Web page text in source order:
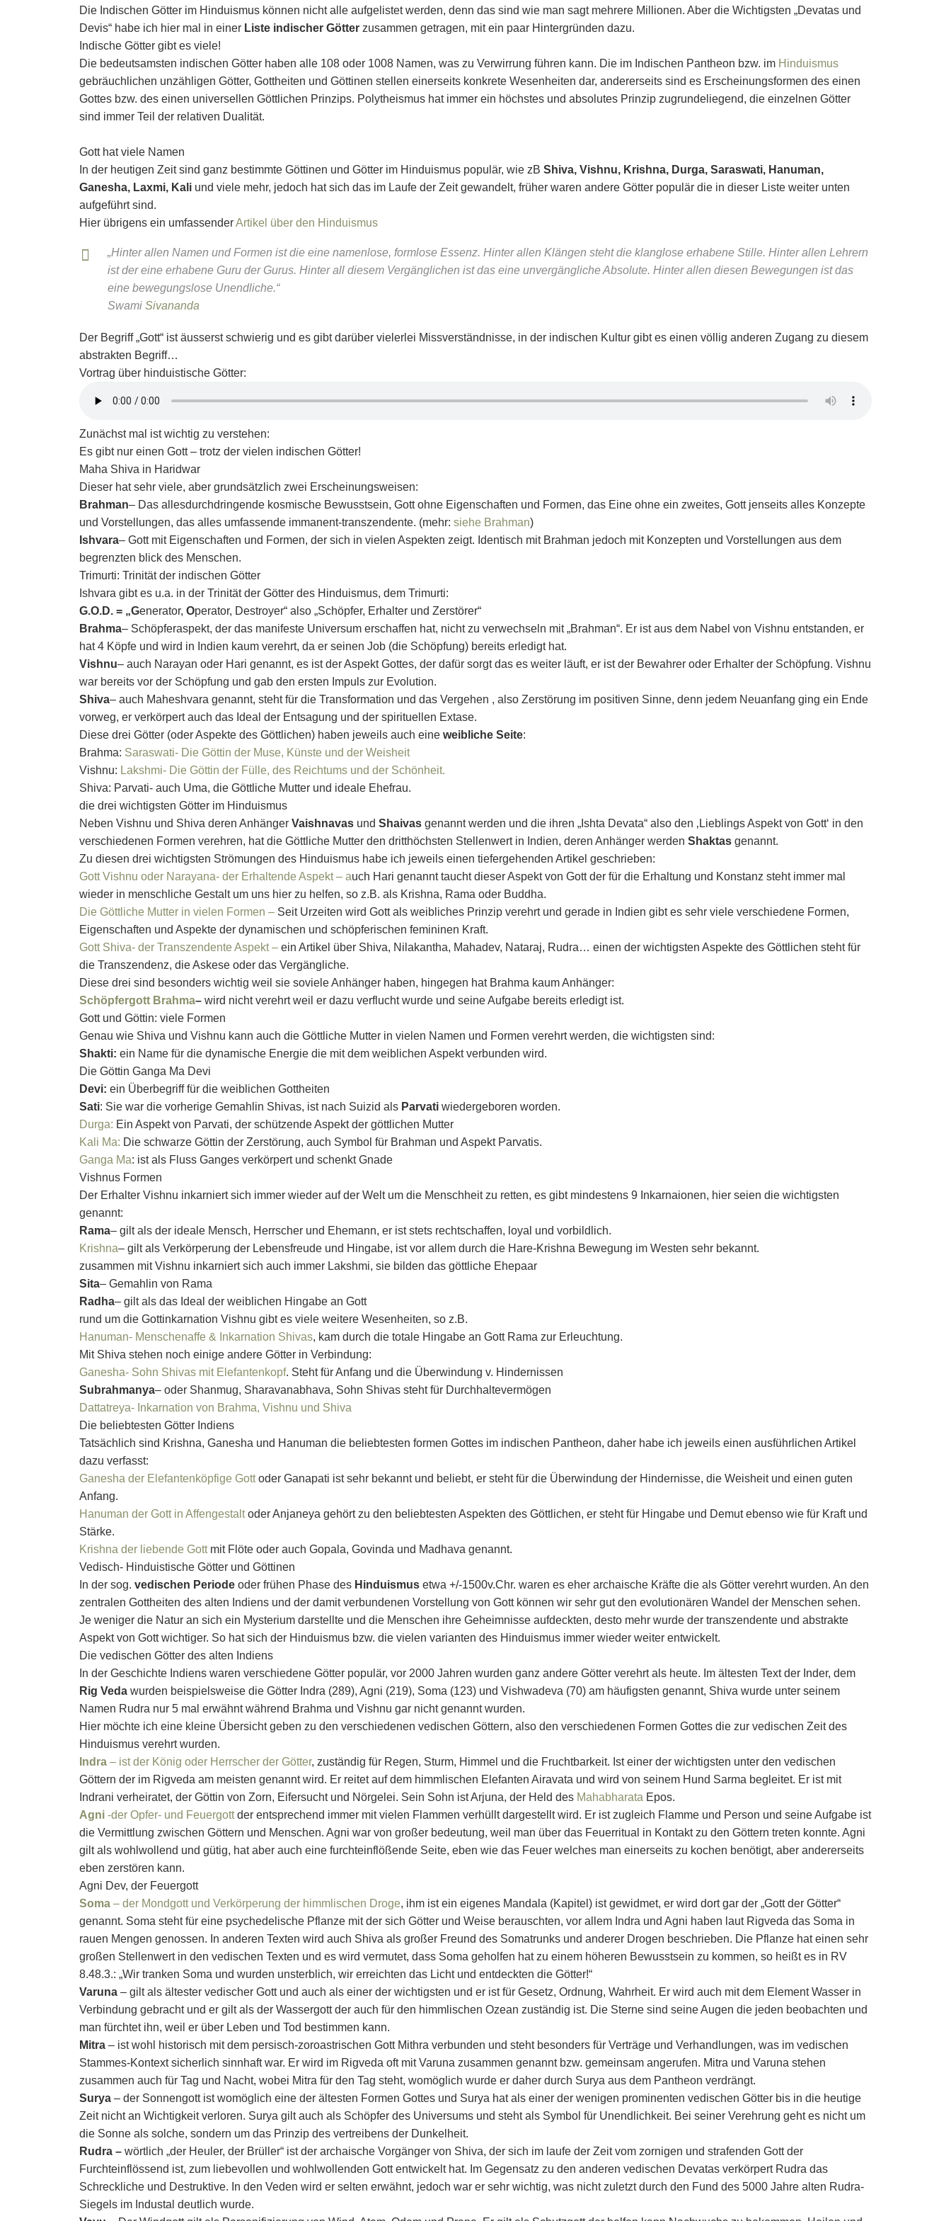
Die Indischen Götter im Hinduismus können nicht alle aufgelistet werden, denn das sind wie man sagt mehrere Millionen. Aber die Wichtigsten „Devatas und
Devis“ habe ich hier mal in einer Liste indischer Götter zusammen getragen, mit ein paar Hintergründen dazu.
Indische Götter gibt es viele!
Die bedeutsamsten indischen Götter haben alle 108 oder 1008 Namen, was zu Verwirrung führen kann. Die im Indischen Pantheon bzw. im Hinduismus
gebräuchlichen unzähligen Götter, Gottheiten und Göttinen stellen einerseits konkrete Wesenheiten dar, andererseits sind es Erscheinungsformen des einen
Gottes bzw. des einen universellen Göttlichen Prinzips. Polytheismus hat immer ein höchstes und absolutes Prinzip zugrundeliegend, die einzelnen Götter
sind immer Teil der relativen Dualität.
Gott hat viele Namen
In der heutigen Zeit sind ganz bestimmte Göttinen und Götter im Hinduismus populär, wie zB Shiva, Vishnu, Krishna, Durga, Saraswati, Hanuman,
Ganesha, Laxmi, Kali und viele mehr, jedoch hat sich das im Laufe der Zeit gewandelt, früher waren andere Götter populär die in dieser Liste weiter unten
aufgeführt sind.
Hier übrigens ein umfassenderArtikel über den Hinduismus
„Hinter allen Namen und Formen ist die eine namenlose, formlose Essenz. Hinter allen Klängen steht die klanglose erhabene Stille. Hinter allen Lehrern
ist der eine erhabene Guru der Gurus. Hinter all diesem Vergänglichen ist das eine unvergängliche Absolute. Hinter allen diesen Bewegungen ist das
eine bewegungslose Unendliche.“
Swami Sivananda
Der Begriff „Gott“ ist äusserst schwierig und es gibt darüber vielerlei Missverständnisse, in der indischen Kultur gibt es einen völlig anderen Zugang zu diesem
abstrakten Begriff…
Vortrag über hinduistische Götter:
Zunächst mal ist wichtig zu verstehen:
Es gibt nur einen Gott – trotz der vielen indischen Götter!
Maha Shiva in Haridwar
Dieser hat sehr viele, aber grundsätzlich zwei Erscheinungsweisen:
Brahman– Das allesdurchdringende kosmische Bewusstsein, Gott ohne Eigenschaften und Formen, das Eine ohne ein zweites, Gott jenseits alles Konzepte
und Vorstellungen, das alles umfassende immanent-transzendente. (mehr: siehe Brahman)
Ishvara– Gott mit Eigenschaften und Formen, der sich in vielen Aspekten zeigt. Identisch mit Brahman jedoch mit Konzepten und Vorstellungen aus dem
begrenzten blick des Menschen.
Trimurti: Trinität der indischen Götter
Ishvara gibt es u.a. in der Trinität der Götter des Hinduismus, dem Trimurti:
G.O.D. = „Generator, Operator, Destroyer“ also „Schöpfer, Erhalter und Zerstörer“
Brahma– Schöpferaspekt, der das manifeste Universum erschaffen hat, nicht zu verwechseln mit „Brahman“. Er ist aus dem Nabel von Vishnu entstanden, er
hat 4 Köpfe und wird in Indien kaum verehrt, da er seinen Job (die Schöpfung) bereits erledigt hat.
Vishnu– auch Narayan oder Hari genannt, es ist der Aspekt Gottes, der dafür sorgt das es weiter läuft, er ist der Bewahrer oder Erhalter der Schöpfung. Vishnu
war bereits vor der Schöpfung und gab den ersten Impuls zur Evolution.
Shiva– auch Maheshvara genannt, steht für die Transformation und das Vergehen , also Zerstörung im positiven Sinne, denn jedem Neuanfang ging ein Ende
vorweg, er verkörpert auch das Ideal der Entsagung und der spirituellen Extase.
Diese drei Götter (oder Aspekte des Göttlichen) haben jeweils auch eine weibliche Seite:
Brahma: Saraswati- Die Göttin der Muse, Künste und der Weisheit
Vishnu: Lakshmi- Die Göttin der Fülle, des Reichtums und der Schönheit.
Shiva: Parvati- auch Uma, die Göttliche Mutter und ideale Ehefrau.
die drei wichtigsten Götter im Hinduismus
Neben Vishnu und Shiva deren Anhänger Vaishnavas und Shaivas genannt werden und die ihren „Ishta Devata“ also den ‚Lieblings Aspekt von Gott‘ in den
verschiedenen Formen verehren, hat die Göttliche Mutter den dritthöchsten Stellenwert in Indien, deren Anhänger werden Shaktas genannt.
Zu diesen drei wichtigsten Strömungen des Hinduismus habe ich jeweils einen tiefergehenden Artikel geschrieben:
Gott Vishnu oder Narayana- der Erhaltende Aspekt – auch Hari genannt taucht dieser Aspekt von Gott der für die Erhaltung und Konstanz steht immer mal
wieder in menschliche Gestalt um uns hier zu helfen, so z.B. als Krishna, Rama oder Buddha.
Die Göttliche Mutter in vielen Formen – Seit Urzeiten wird Gott als weibliches Prinzip verehrt und gerade in Indien gibt es sehr viele verschiedene Formen,
Eigenschaften und Aspekte der dynamischen und schöpferischen femininen Kraft.
Gott Shiva- der Transzendente Aspekt – ein Artikel über Shiva, Nilakantha, Mahadev, Nataraj, Rudra… einen der wichtigsten Aspekte des Göttlichen steht für
die Transzendenz, die Askese oder das Vergängliche.
Diese drei sind besonders wichtig weil sie soviele Anhänger haben, hingegen hat Brahma kaum Anhänger:
Schöpfergott Brahma– wird nicht verehrt weil er dazu verflucht wurde und seine Aufgabe bereits erledigt ist.
Gott und Göttin: viele Formen
Genau wie Shiva und Vishnu kann auch die Göttliche Mutter in vielen Namen und Formen verehrt werden, die wichtigsten sind:
Shakti: ein Name für die dynamische Energie die mit dem weiblichen Aspekt verbunden wird.
Die Göttin Ganga Ma Devi
Devi: ein Überbegriff für die weiblichen Gottheiten
Sati: Sie war die vorherige Gemahlin Shivas, ist nach Suizid als Parvati wiedergeboren worden.
Durga: Ein Aspekt von Parvati, der schützende Aspekt der göttlichen Mutter
Kali Ma: Die schwarze Göttin der Zerstörung, auch Symbol für Brahman und Aspekt Parvatis.
Ganga Ma: ist als Fluss Ganges verkörpert und schenkt Gnade
Vishnus Formen
Der Erhalter Vishnu inkarniert sich immer wieder auf der Welt um die Menschheit zu retten, es gibt mindestens 9 Inkarnaionen, hier seien die wichtigsten
genannt:
Rama– gilt als der ideale Mensch, Herrscher und Ehemann, er ist stets rechtschaffen, loyal und vorbildlich.
Krishna– gilt als Verkörperung der Lebensfreude und Hingabe, ist vor allem durch die Hare-Krishna Bewegung im Westen sehr bekannt.
zusammen mit Vishnu inkarniert sich auch immer Lakshmi, sie bilden das göttliche Ehepaar
Sita– Gemahlin von Rama
Radha– gilt als das Ideal der weiblichen Hingabe an Gott
rund um die Gottinkarnation Vishnu gibt es viele weitere Wesenheiten, so z.B.
Hanuman- Menschenaffe & Inkarnation Shivas, kam durch die totale Hingabe an Gott Rama zur Erleuchtung.
Mit Shiva stehen noch einige andere Götter in Verbindung:
Ganesha- Sohn Shivas mit Elefantenkopf. Steht für Anfang und die Überwindung v. Hindernissen
Subrahmanya– oder Shanmug, Sharavanabhava, Sohn Shivas steht für Durchhaltevermögen
Dattatreya- Inkarnation von Brahma, Vishnu und Shiva
Die beliebtesten Götter Indiens
Tatsächlich sind Krishna, Ganesha und Hanuman die beliebtesten formen Gottes im indischen Pantheon, daher habe ich jeweils einen ausführlichen Artikel
dazu verfasst:
Ganesha der Elefantenköpfige Gottoder Ganapati ist sehr bekannt und beliebt, er steht für die Überwindung der Hindernisse, die Weisheit und einen guten
Anfang.
Hanuman der Gott in Affengestaltoder Anjaneya gehört zu den beliebtesten Aspekten des Göttlichen, er steht für Hingabe und Demut ebenso wie für Kraft und
Stärke.
Krishna der liebende Gottmit Flöte oder auch Gopala, Govinda und Madhava genannt.
Vedisch- Hinduistische Götter und Göttinen
In der sog. vedischen Periode oder frühen Phase des Hinduismus etwa +/-1500v.Chr. waren es eher archaische Kräfte die als Götter verehrt wurden. An den
zentralen Gottheiten des alten Indiens und der damit verbundenen Vorstellung von Gott können wir sehr gut den evolutionären Wandel der Menschen sehen.
Je weniger die Natur an sich ein Mysterium darstellte und die Menschen ihre Geheimnisse aufdeckten, desto mehr wurde der transzendente und abstrakte
Aspekt von Gott wichtiger. So hat sich der Hinduismus bzw. die vielen varianten des Hinduismus immer wieder weiter entwickelt.
Die vedischen Götter des alten Indiens
In der Geschichte Indiens waren verschiedene Götter populär, vor 2000 Jahren wurden ganz andere Götter verehrt als heute. Im ältesten Text der Inder, dem
Rig Veda wurden beispielsweise die Götter Indra (289), Agni (219), Soma (123) und Vishwadeva (70) am häufigsten genannt, Shiva wurde unter seinem
Namen Rudra nur 5 mal erwähnt während Brahma und Vishnu gar nicht genannt wurden.
Hier möchte ich eine kleine Übersicht geben zu den verschiedenen vedischen Göttern, also den verschiedenen Formen Gottes die zur vedischen Zeit des
Hinduismus verehrt wurden.
Indra – ist der König oder Herrscher der Götter, zuständig für Regen, Sturm, Himmel und die Fruchtbarkeit. Ist einer der wichtigsten unter den vedischen
Göttern der im Rigveda am meisten genannt wird. Er reitet auf dem himmlischen Elefanten Airavata und wird von seinem Hund Sarma begleitet. Er ist mit
Indrani verheiratet, der Göttin von Zorn, Eifersucht und Nörgelei. Sein Sohn ist Arjuna, der Held des Mahabharata Epos.
Agni -der Opfer- und Feuergottder entsprechend immer mit vielen Flammen verhüllt dargestellt wird. Er ist zugleich Flamme und Person und seine Aufgabe ist
die Vermittlung zwischen Göttern und Menschen. Agni war von großer bedeutung, weil man über das Feuerritual in Kontakt zu den Göttern treten konnte. Agni
gilt als wohlwollend und gütig, hat aber auch eine furchteinflößende Seite, eben wie das Feuer welches man einerseits zu kochen benötigt, aber andererseits
eben zerstören kann.
Agni Dev, der Feuergott
Soma – der Mondgott und Verkörperung der himmlischen Droge, ihm ist ein eigenes Mandala (Kapitel) ist gewidmet, er wird dort gar der „Gott der Götter“
genannt. Soma steht für eine psychedelische Pflanze mit der sich Götter und Weise berauschten, vor allem Indra und Agni haben laut Rigveda das Soma in
rauen Mengen genossen. In anderen Texten wird auch Shiva als großer Freund des Somatrunks und anderer Drogen beschrieben. Die Pflanze hat einen sehr
großen Stellenwert in den vedischen Texten und es wird vermutet, dass Soma geholfen hat zu einem höheren Bewusstsein zu kommen, so heißt es in RV
8.48.3.: „Wir tranken Soma und wurden unsterblich, wir erreichten das Licht und entdeckten die Götter!“
Varuna – gilt als ältester vedischer Gott und auch als einer der wichtigsten und er ist für Gesetz, Ordnung, Wahrheit. Er wird auch mit dem Element Wasser in
Verbindung gebracht und er gilt als der Wassergott der auch für den himmlischen Ozean zuständig ist. Die Sterne sind seine Augen die jeden beobachten und
man fürchtet ihn, weil er über Leben und Tod bestimmen kann.
Mitra – ist wohl historisch mit dem persisch-zoroastrischen Gott Mithra verbunden und steht besonders für Verträge und Verhandlungen, was im vedischen
Stammes-Kontext sicherlich sinnhaft war. Er wird im Rigveda oft mit Varuna zusammen genannt bzw. gemeinsam angerufen. Mitra und Varuna stehen
zusammen auch für Tag und Nacht, wobei Mitra für den Tag steht, womöglich wurde er daher durch Surya aus dem Pantheon verdrängt.
Surya – der Sonnengott ist womöglich eine der ältesten Formen Gottes und Surya hat als einer der wenigen prominenten vedischen Götter bis in die heutige
Zeit nicht an Wichtigkeit verloren. Surya gilt auch als Schöpfer des Universums und steht als Symbol für Unendlichkeit. Bei seiner Verehrung geht es nicht um
die Sonne als solche, sondern um das Prinzip des vertreibens der Dunkelheit.
Rudra – wörtlich „der Heuler, der Brüller“ ist der archaische Vorgänger von Shiva, der sich im laufe der Zeit vom zornigen und strafenden Gott der
Furchteinflössend ist, zum liebevollen und wohlwollenden Gott entwickelt hat. Im Gegensatz zu den anderen vedischen Devatas verkörpert Rudra das
Schreckliche und Destruktive. In den Veden wird er selten erwähnt, jedoch war er sehr wichtig, was nicht zuletzt durch den Fund des 5000 Jahre alten Rudra-
Siegels im Industal deutlich wurde.